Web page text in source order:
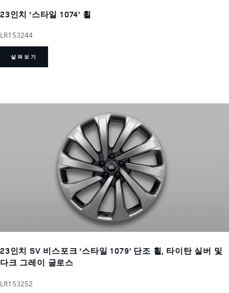
23인치 ‘스타일 1074’ 휠
LR153244
살펴보기
23인치 SV 비스포크 ‘스타일 1079’ 단조 휠, 타이탄 실버 및
다크 그레이 글로스
LR153252